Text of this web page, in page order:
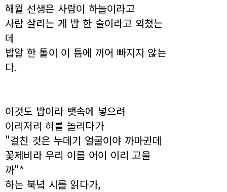
해월 선생은 사람이 하늘이라고
사람 살리는 게 밥 한 술이라고 외쳤는
데
밥알 한 톨이 이 틈에 끼어 빠지지 않는
다.
이것도 밥이라 뱃속에 넣으려
이리저리 혀를 놀리다가
"걸친 것은 누데기 얼굴이야 까마귄데
꽃제비라 우리 이름 어이 이리 고울
까"*
하는 북녘 시를 읽다가,